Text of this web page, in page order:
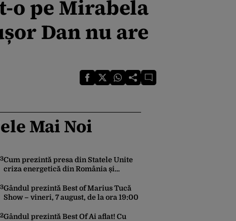
o pe Mirabela
Dan nu are
Mai Noi
Cum prezintă presa din Statele Unite
criza energetică din România și
economiile Europei
Gândul prezintă Best of Marius Tucă
Show – vineri, 7 august, de la ora 19:00
Gândul prezintă Best Of Ai aflat! Cu